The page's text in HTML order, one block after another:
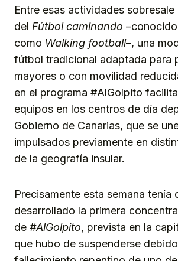
Entre esas actividades
del Fútbol caminando
como Walking football–, una
fútbol tradicional adaptada para
mayores o con movilidad
en el programa #AlGolpito
equipos en los centros de día
Gobierno de Canarias, que se
impulsados previamente en
de la geografía insular.
Precisamente esta semana tenía
desarrollado la primera
de #AlGolpito, prevista en la
que hubo de suspenderse